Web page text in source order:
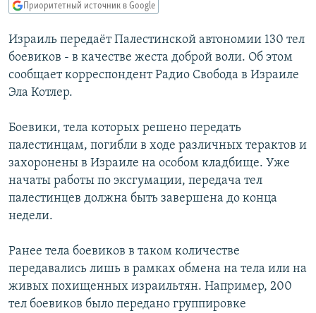
Вернутся
поиску
КАВКАЗ.РЕАЛИИ
СЕВЕР.РЕАЛИИ
СИБИРЬ.РЕАЛИИ
РАСПИСАНИЕ ВЕЩАНИЯ
ПОДПИШИТЕСЬ НА РАССЫЛКУ
СОЦИАЛЬНЫЕ СЕТИ
Все сайты РСЕ/РС
Приоритетный источник в Google
Израиль передаёт Палестинской автономии 130 тел
боевиков - в качестве жеста доброй воли. Об этом
сообщает корреспондент Радио Свобода в Израиле
Эла Котлер.
Боевики, тела которых решено передать
палестинцам, погибли в ходе различных терактов и
захоронены в Израиле на особом кладбище. Уже
начаты работы по эксгумации, передача тел
палестинцев должна быть завершена до конца
недели.
Ранее тела боевиков в таком количестве
передавались лишь в рамках обмена на тела или на
живых похищенных израильтян. Например, 200
тел боевиков было передано группировке